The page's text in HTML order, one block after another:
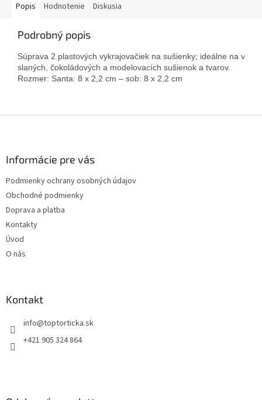
Popis Hodnotenie Diskusia
Podrobný popis
Súprava 2 plastových vykrajovačiek na sušienky; ideálne na
slaných, čokoládových a modelovacích sušienok a tvarov.
Rozmer: Santa: 8 x 2,2 cm – sob: 8 x 2,2 cm
Informácie pre vás
Podmienky ochrany osobných údajov
Obchodné podmienky
Doprava a platba
Kontakty
Úvod
O nás
Kontakt
+421 905 324 864